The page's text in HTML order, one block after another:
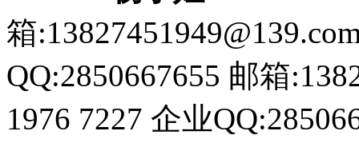
箱
QQ:2850667655 邮箱
1976 7227 企业